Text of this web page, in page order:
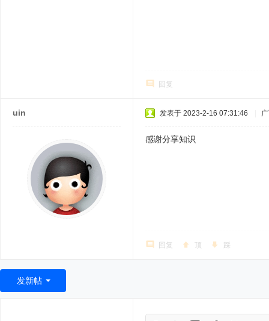
回复
uin 发表于 2023-2-16 07:31:46
感谢分享知识
回复 顶 踩
发新帖